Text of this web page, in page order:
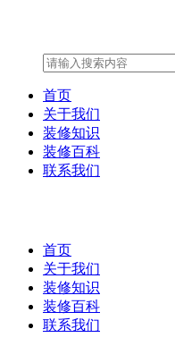
首页
关于我们
装修知识
装修百科
联系我们
首页
关于我们
装修知识
装修百科
联系我们